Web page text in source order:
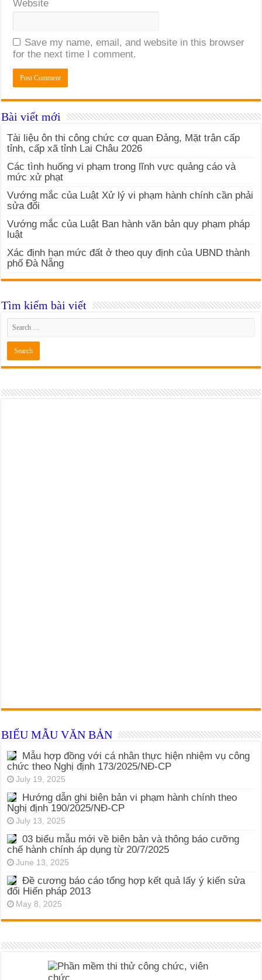
Website
Save my name, email, and website in this browser
for the next time I comment.
Bài viết mới
Tài liệu ôn thi công chức cơ quan Đảng, Mặt trận cấp
tỉnh, cấp xã tỉnh Lai Châu 2026
Các tình huống vi phạm trong lĩnh vực quảng cáo và
mức xử phạt
Vướng mắc của Luật Xử lý vi phạm hành chính cần phải
sửa đổi
Vướng mắc của Luật Ban hành văn bản quy phạm pháp
luật
Xác định hạn mức đất ở theo quy định của UBND thành
phố Đà Nẵng
Tìm kiếm bài viết
BIỂU MẪU VĂN BẢN
Mẫu hợp đồng với cá nhân thực hiện nhiệm vụ công
chức theo Nghị định 173/2025/NĐ-CP
July 19, 2025
Hướng dẫn ghi biên bản vi phạm hành chính theo
Nghị định 190/2025/NĐ-CP
July 13, 2025
03 biểu mẫu mới về biên bản và thông báo cưỡng
chế hành chính áp dụng từ 20/7/2025
June 13, 2025
Đề cương báo cáo tổng hợp kết quả lấy ý kiến sửa
đổi Hiến pháp 2013
May 8, 2025